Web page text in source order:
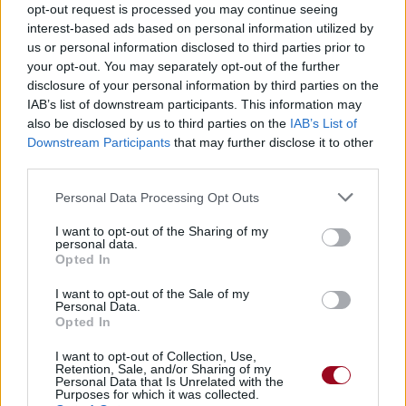
opt-out request is processed you may continue seeing
interest-based ads based on personal information utilized by
us or personal information disclosed to third parties prior to
your opt-out. You may separately opt-out of the further
disclosure of your personal information by third parties on the
IAB’s list of downstream participants. This information may
also be disclosed by us to third parties on the IAB’s List of
Downstream Participants that may further disclose it to other
Personal Data Processing Opt Outs
I want to opt-out of the Sharing of my
personal data.
Opted In
I want to opt-out of the Sale of my
Personal Data.
Opted In
I want to opt-out of Collection, Use,
Retention, Sale, and/or Sharing of my
Personal Data that Is Unrelated with the
Purposes for which it was collected.
Vous me cherchez? ok couillons, vous avez tort
As I told you before, my word is bond
Comme je vous l'ai dit, j'ai qu'une parole
(Interlude)
Yo Ice, I did a concert in the White House
Yo Ice, j'ai joué un concert à la Maison Blanche
And after that me and Donald Trump hung out
Et après ça moi et Donald Trump avons bu un coup
Et puis j'ai trouvé des bottes Vanity dans la limo
I rejected Michael Jackson's demo
Smacked Freddy Krueger and he didn't reply
J'ai giflé Freddy Krueger et il a pas bronché
Hit Mike Tyson in his eye
J'ai défoncé la tête de Mike Tyson
Sharks around me and didn't die
Des requins m'entouraient je suis pas mort